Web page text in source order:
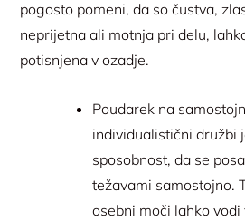
pogosto pomeni, da so čustva,
neprijetna ali motnja pri delu,
potisnjena v ozadje.
Poudarek na
individualistični družbi
sposobnost, da se
težavami samostojno.
osebni moči lahko